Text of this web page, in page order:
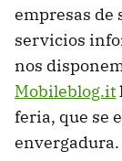
empresas de
servicios
nos
Mobileblog.it
feria, que se